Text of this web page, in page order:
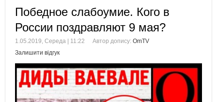
Победное слабоумие. Кого в
России поздравляют 9 мая?
1.05.2019, Середа | 11:22 Автор допису: OmTV
Залишити відгук